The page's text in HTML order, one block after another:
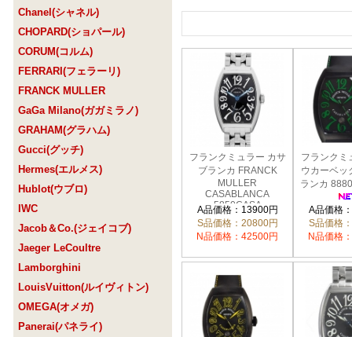
Chanel(シャネル)
CHOPARD(ショパール)
CORUM(コルム)
FERRARI(フェラーリ)
FRANCK MULLER
GaGa Milano(ガガミラノ)
GRAHAM(グラハム)
Gucci(グッチ)
Hermes(エルメス)
Hublot(ウブロ)
IWC
Jacob＆Co.(ジェイコブ)
Jaeger LeCoultre
Lamborghini
LouisVuitton(ルイヴィトン)
OMEGA(オメガ)
Panerai(パネライ)
フランクミュラー カサ
ブランカ FRANCK
MULLER
CASABLANCA
5850CASA
A品価格：13900円
S品価格：20800円
N品価格：42500円
フランクミ
ウカーベッ
ランカ
A品価格
S品価格
N品価格